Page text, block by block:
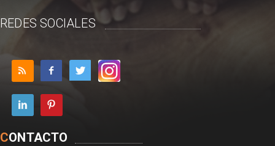
REDES SOCIALES
CONTACTO